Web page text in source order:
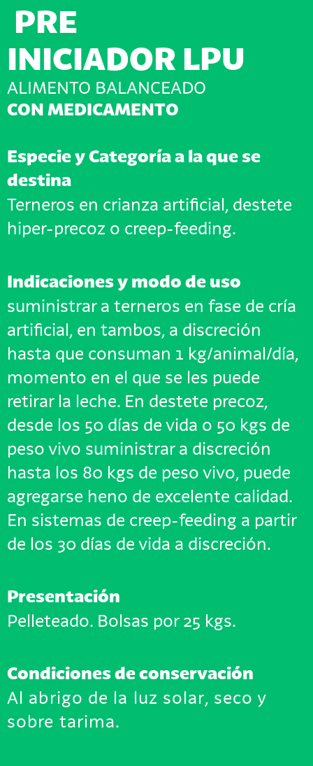
PRE
INICIADOR LPU
ALIMENTO BALANCEADO
CON MEDICAMENTO
Especie y Categoría a la que se
destina
Terneros en crianza artificial, destete
hiper-precoz o creep-feeding.
Indicaciones y modo de uso
suministrar a terneros en fase de cría
artificial, en tambos, a discreción
hasta que consuman 1 kg/animal/día,
momento en el que se les puede
retirar la leche. En destete precoz,
desde los 50 días de vida o 50 kgs de
peso vivo suministrar a discreción
hasta los 80 kgs de peso vivo, puede
agregarse heno de excelente calidad.
En sistemas de creep-feeding a partir
de los 30 días de vida a discreción.
Presentación
Pelleteado. Bolsas por 25 kgs.
Condiciones de conservación
Al abrigo de la luz solar, seco y
sobre tarima.